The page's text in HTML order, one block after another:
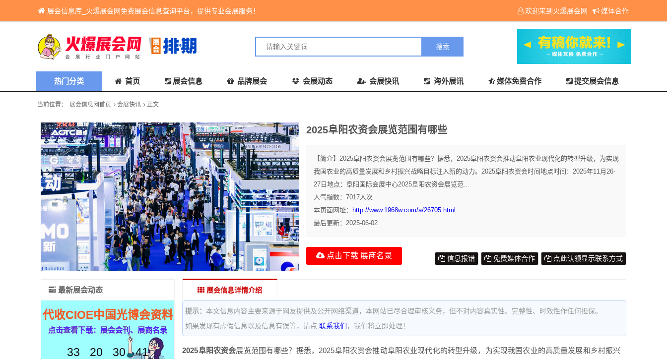
展会信息库_火爆展会网免费展会信息查询平台，提供专业会展服务！ 欢迎来到火爆展会网 媒体合作
热门分类 首页 展会信息 品牌展会 会展动态 会展快讯 海外展讯 媒体免费合作 提交展会信息
当前位置： 展会信息网首页 会展快讯 正文
2025阜阳农资会展览范围有哪些
【简介】 2025阜阳农资会展览范围有哪些？据悉，2025阜阳农资会推动阜阳农业现代化的转型升级，为实现
我国农业的高质量发展和乡村振兴战略目标注入新的动力。2025阜阳农资会时间地点时间：2025年11月26-
27日地点：阜阳国际会展中心2025阜阳农资会展览范...
人气指数： 7017人次
本页面网址：
http://www.1968w.com/a/26705.html
最后更新： 2025-06-02
点击下载 展商名录 点此认领显示联系方式
免费媒体合作
信息报错
展会信息详情介绍
提示： 本文信息内容主要来源于网友提供及公开网络渠道，本网站已尽合理审核义务，但不对内容真实性、完整性、时效性作任何担保。
如果发现有虚假信息以及信息有误等，请点 联系我们 ，我们将立即处理！
2025阜阳农资会展览范围有哪些？据悉，2025阜阳农资会推动阜阳农业现代化的转型升级，为实现我国农业的高质量发展和乡村振兴
最新展会动态
代收CIOE中国光博会资料
点击查看下载：展会会刊、展商名录
33 20 30 40